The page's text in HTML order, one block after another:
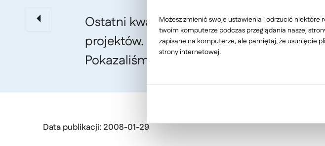
Ostatni kwartał 2007 r. był okresem
projektów. Do grona naszych klientów
Pokazaliśmy nasze duże możliwości
Data publikacji: 2008-01-29
Możesz zmienić swoje ustawienia i odrzucić
twoim komputerze podczas przeglądania naszej
zapisane na komputerze, ale pamiętaj, że usunięcie
strony internetowej.